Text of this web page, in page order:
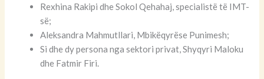
Rexhina Rakipi dhe Sokol Qehahaj, specialistë të IMT-
së;
Aleksandra Mahmutllari, Mbikëqyrëse Punimesh;
Si dhe dy persona nga sektori privat, Shyqyri Maloku
dhe Fatmir Firi.